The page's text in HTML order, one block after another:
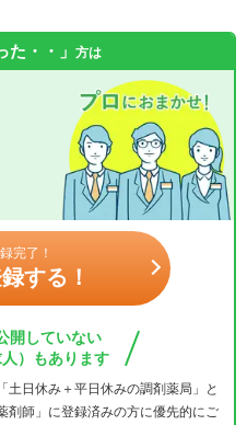
た・・」 方は
完了！
する！
開していない
）もあります
土日休み＋平日休みの調剤薬局」と
剤師」に登録済みの方に優先的にご